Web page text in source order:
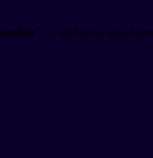
o, de forma más